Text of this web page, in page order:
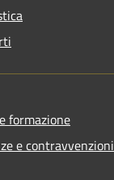
formazione
e contravvenzioni